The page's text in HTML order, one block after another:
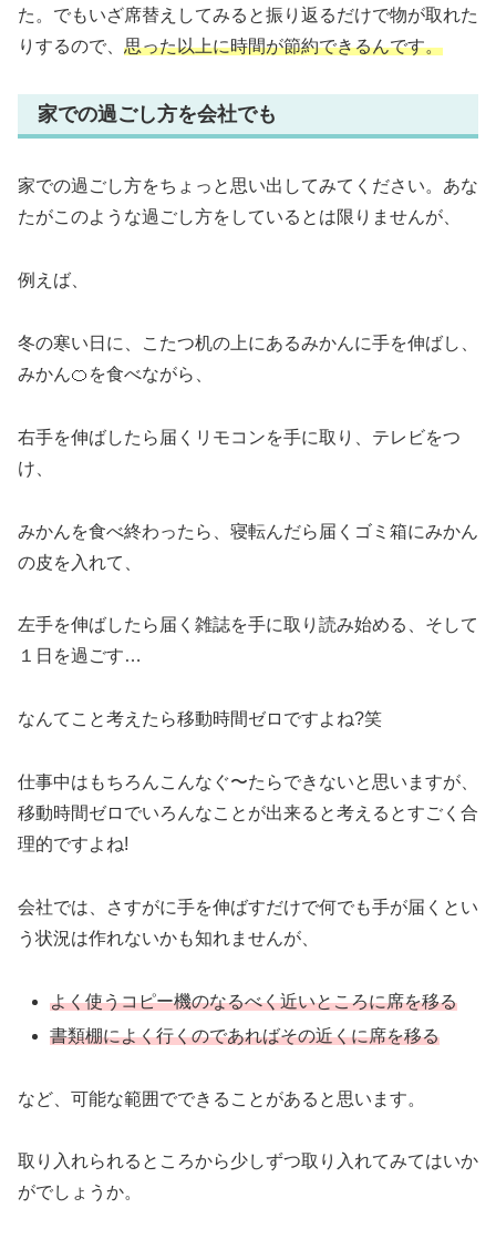
た。でもいざ席替えしてみると振り返るだけで物が取れた
りするので、 思った以上に時間が節約できるんです。
家での過ごし方を会社でも
家での過ごし方をちょっと思い出してみてください。あな
たがこのような過ごし方をしているとは限りませんが、
例えば、
冬の寒い日に、こたつ机の上にあるみかんに手を伸ばし、
みかん🍊を食べながら、
右手を伸ばしたら届くリモコンを手に取り、テレビをつ
け、
みかんを食べ終わったら、寝転んだら届くゴミ箱にみかん
の皮を入れて、
左手を伸ばしたら届く雑誌を手に取り読み始める、そして
１日を過ごす…
なんてこと考えたら移動時間ゼロですよね?笑
仕事中はもちろんこんなぐ〜たらできないと思いますが、
移動時間ゼロでいろんなことが出来ると考えるとすごく合
理的ですよね!
会社では、さすがに手を伸ばすだけで何でも手が届くとい
う状況は作れないかも知れませんが、
よく使うコピー機のなるべく近いところに席を移る
書類棚によく行くのであればその近くに席を移る
など、可能な範囲でできることがあると思います。
取り入れられるところから少しずつ取り入れてみてはいか
がでしょうか。